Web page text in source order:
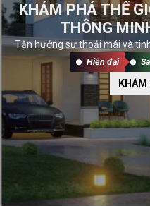
KHÁM PHÁ THẾ
THÔNG
Tận hưởng sự thoải mái và
Hiện đại
KHÁM